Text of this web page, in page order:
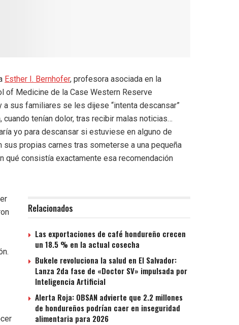
Esther I. Bernhofer, profesora asociada en la
of Medicine de la Case Western Reserve
sus familiares se les dijese “intenta descansar”
tenían dolor, tras recibir malas noticias…
yo para descansar si estuviese en alguno de
propias carnes tras someterse a una pequeña
qué consistía exactamente esa recomendación
Relacionados
Las exportaciones de café hondureño crecen
un 18.5 % en la actual cosecha
Bukele revoluciona la salud en El Salvador:
Lanza 2da fase de «Doctor SV» impulsada por
Inteligencia Artificial
Alerta Roja: OBSAN advierte que 2.2 millones
de hondureños podrían caer en inseguridad
alimentaria para 2026